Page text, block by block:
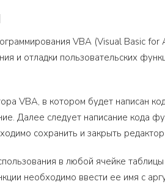
VBA (Visual Basic for
и отладки пользовательских
VBA, в котором будет написан
Далее следует написание кода
сохранить и закрыть
в любой ячейке
необходимо ввести ее имя с